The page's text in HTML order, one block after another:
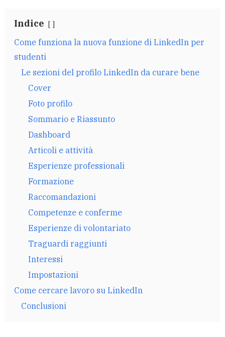
Indice
Come funziona la nuova funzione di LinkedIn per
studenti
Le sezioni del profilo LinkedIn da curare bene
Cover
Foto profilo
Sommario e Riassunto
Dashboard
Articoli e attività
Esperienze professionali
Formazione
Raccomandazioni
Competenze e conferme
Esperienze di volontariato
Traguardi raggiunti
Interessi
Impostazioni
Come cercare lavoro su LinkedIn
Conclusioni